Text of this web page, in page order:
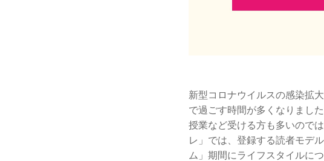
新型コロナウイルスの感染拡
で過ごす時間が多くなりまし
授業など受ける方も多いので
レ」では、登録する読者モデ
ム」期間にライフスタイルに